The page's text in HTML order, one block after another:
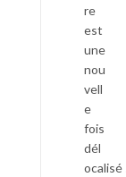
re
est
une
nou
vell
e
fois
dél
ocalisé